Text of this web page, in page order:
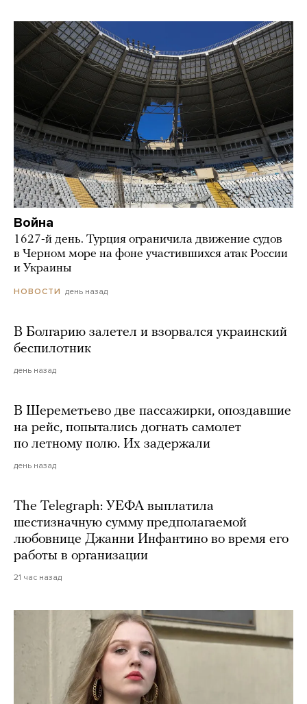
Война
1627-й день. Турция ограничила движение судов
в Черном море на фоне участившихся атак России
и Украины
НОВОСТИ день назад
В Болгарию залетел и взорвался украинский
беспилотник
день назад
В Шереметьево две пассажирки, опоздавшие
на рейс, попытались догнать самолет
по летному полю. Их задержали
день назад
The Telegraph: УЕФА выплатила
шестизначную сумму предполагаемой
любовнице Джанни Инфантино во время его
работы в организации
21 час назад